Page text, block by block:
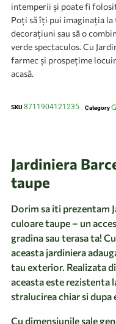
intemperii și poate fi
Poți să îți pui imaginația la
decorațiuni sau să o
verde spectaculos. Cu
farmec și prospețime
acasă.
SKU 8711904121235 Category
Jardiniera
taupe
Dorim sa iti prezentam
culoare taupe – un
gradina sau terasa ta!
aceasta jardiniera
tau exterior. Realizata
aceasta este rezistenta
stralucirea chiar si dupa
Cu dimensiunile sale